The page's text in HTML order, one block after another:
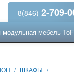
8(846) 2-709-
модульная мебель
/ ШКАФЫ /